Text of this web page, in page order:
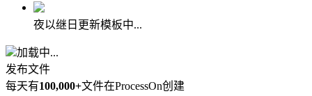
夜以继日更新模板中...
加载中...
发布文件
每天有100,000+文件在ProcessOn创建